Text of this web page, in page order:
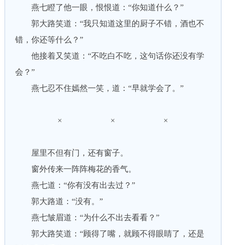
燕七瞪了他一眼，恨恨道：“你知道什么？”
郭大路笑道：“我只知道这里的厨子不错，酒也不
错，你还等什么？”
他接着又笑道：“不吃白不吃，这句话你还没有学
会？”
燕七忍不住嫣然一笑，道：“早就学会了。”
× × ×
屋里不但有门，还有窗子。
窗外传来一阵阵梅花的香气。
燕七道：“你有没有出去过？”
郭大路道：“没有。”
燕七皱眉道：“为什么不出去看看？”
郭大路笑道：“顾得了嘴，就顾不得眼睛了，还是